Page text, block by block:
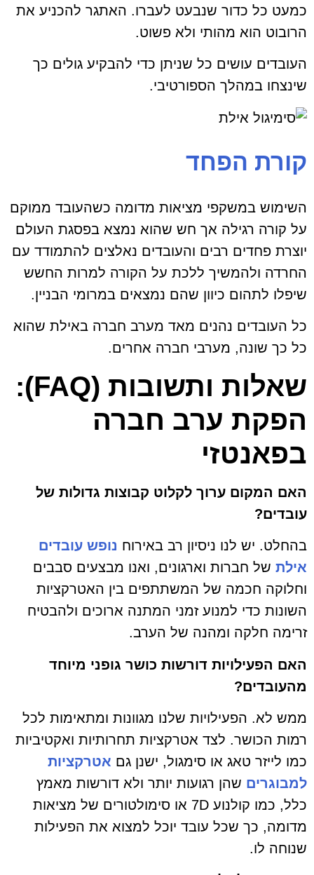
כמעט כל כדור שנבעט לעברו. האתגר להכניע את
הרובוט הוא מהותי ולא פשוט.
העובדים עושים כל שניתן כדי להבקיע גולים כך
שינצחו במהלך הספורטיבי.
קורת הפחד
השימוש במשקפי מציאות מדומה כשהעובד ממוקם
על קורה רגילה אך חש שהוא נמצא בפסגת העולם
יוצרת פחדים רבים והעובדים נאלצים להתמודד עם
החרדה ולהמשיך ללכת על הקורה למרות החשש
שיפלו לתהום כיוון שהם נמצאים במרומי הבניין.
כל העובדים נהנים מאד מערב חברה באילת שהוא
כל כך שונה, מערבי חברה אחרים.
שאלות ותשובות (FAQ):
הפקת ערב חברה
בפאנטזי
האם המקום ערוך לקלוט קבוצות גדולות של
עובדים?
בהחלט. יש לנו ניסיון רב באירוח נופש עובדים
אילת של חברות וארגונים, ואנו מבצעים סבבים
וחלוקה חכמה של המשתתפים בין האטרקציות
השונות כדי למנוע זמני המתנה ארוכים ולהבטיח
זרימה חלקה ומהנה של הערב.
האם הפעילויות דורשות כושר גופני מיוחד
מהעובדים?
ממש לא. הפעילויות שלנו מגוונות ומתאימות לכל
רמות הכושר. לצד אטרקציות תחרותיות ואקטיביות
כמו לייזר טאג או סימגול, ישנן גם אטרקציות
למבוגרים שהן רגועות יותר ולא דורשות מאמץ
כלל, כמו קולנוע 7D או סימולטורים של מציאות
מדומה, כך שכל עובד יוכל למצוא את הפעילות
שנוחה לו.